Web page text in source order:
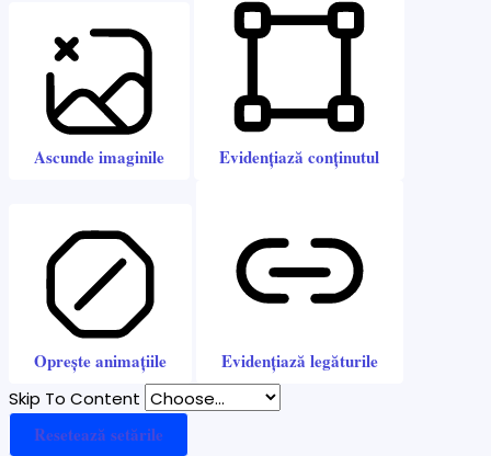
Ascunde imaginile Evidențiază conținutul
Oprește animațiile Evidențiază legăturile
Skip To Content
Resetează setările